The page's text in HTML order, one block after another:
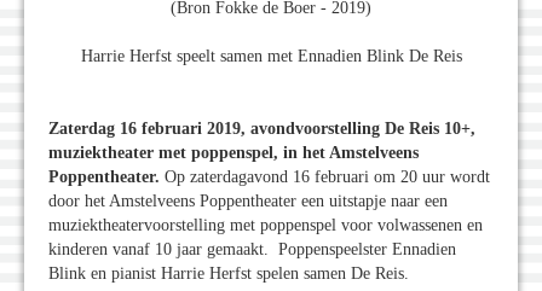
(Bron Fokke de Boer - 2019)
Harrie Herfst speelt samen met Ennadien Blink De Reis
Zaterdag 16 februari 2019, avondvoorstelling De Reis 10+,
muziektheater met poppenspel, in het Amstelveens
Poppentheater. Op zaterdagavond 16 februari om 20 uur wordt
door het Amstelveens Poppentheater een uitstapje naar een
muziektheatervoorstelling met poppenspel voor volwassenen en
kinderen vanaf 10 jaar gemaakt. Poppenspeelster Ennadien
Blink en pianist Harrie Herfst spelen samen De Reis.